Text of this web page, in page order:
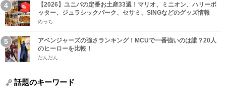
【2026】ユニバの定番お土産33選！マリオ、ミニオン、ハリーポ
ッター、ジュラシックパーク、セサミ、SINGなどのグッズ情報
めっち
アベンジャーズの強さランキング！MCUで一番強いのは誰？20人
のヒーローを比較！
だんだん
話題のキーワード